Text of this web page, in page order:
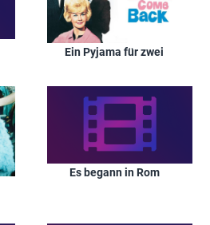
Ein Pyjama für zwei
Es begann in Rom